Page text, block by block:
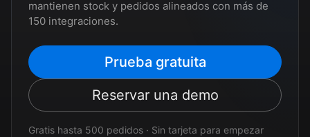
mantienen stock y pedidos alineados con más de
150 integraciones.
Prueba gratuita
Reservar una demo
Gratis hasta 500 pedidos · Sin tarjeta para empezar